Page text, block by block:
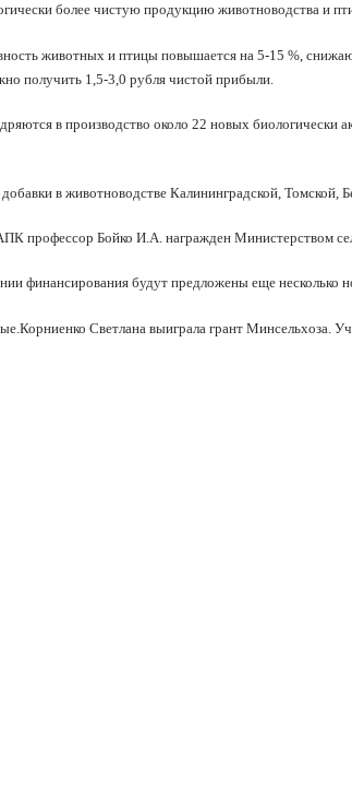
более чистую продукцию животноводства и
животных и птицы повышается на 5-15 %,
получить 1,5-3,0 рубля чистой прибыли.
в производство около 22 новых биологически
в животноводстве Калининградской, Томской,
профессор Бойко И.А. награжден Министерством
финансирования будут предло­жены еще несколько
Светлана выиграла грант Минсельхоза.